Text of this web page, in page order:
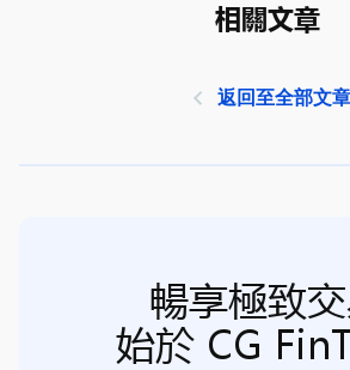
相關文章
返回至全部文章
暢享極致
始於 CG